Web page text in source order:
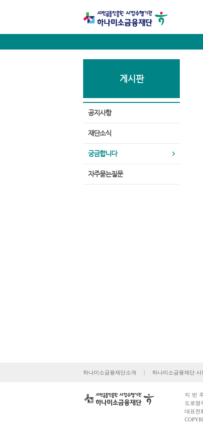
게시판
공지사항
재단소식
궁금합니다
자주묻는질문
하나미소금융재단소개 | 하나미소금융재단 사
지번
도로명
대표전